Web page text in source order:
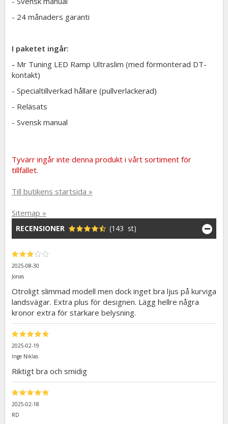
- 24 månaders garanti
I paketet ingår:
- Mr Tuning LED Ramp Ultraslim (med förmonterad DT-
kontakt)
- Specialtillverkad hållare (pullverlackerad)
- Reläsats
- Svensk manual
Tyvärr ingår inte denna produkt i vårt sortiment för
tillfället.
Till butikens startsida »
Sitemap »
RECENSIONER (143 st)
2025-08-30
Jonas
Otroligt slimmad modell men dock inget bra ljus på kurviga
landsvägar. Extra plus för designen. Lägg hellre några
kronor extra för starkare belysning.
2025-02-19
Inge Niklas
Riktigt bra och smidig
2025-02-18
RD